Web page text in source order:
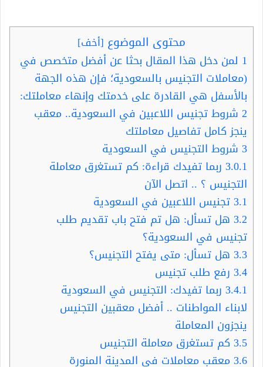
محتوى الموضوع [أخف]
1 لمن دخل هذا المقال بحثا عن أفضل متخصص في
(معاملات التجنيس بالسعودية؛ فإن هذه الجهة
بالأسفل هي القادرة على خدمتك وإنهاء معاملتك:
2 شروط تجنيس اللاعبين في السعودية.. معقب
ينجز كامل تفاصيل معاملتك
3 شروط التجنيس في السعودية
3.0.1 ربما تفيدك قراءة: كم تستغرق معاملة
التجنيس ؟ .. اتصل الآن
3.1تجنيس اللاعبين في السعودية
3.2 هل تسأل: هل تم فتح باب تقديم طلب
تجنيس في السعودية؟
3.3 هل تسأل: متى يفتح التجنيس؟
3.4 رفع طلب تجنيس
3.4.1 ربما تفيدك: التجنيس في السعودية
لابناء المواطنات .. أفضل معقبين التجنيس
ينجزون المعاملة
3.5 كم تستغرق معاملة التجنيس
3.6معقب معاملات في المدينة المنورة